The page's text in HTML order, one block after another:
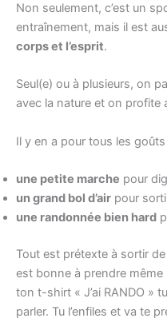
Non seulement, c’est un
entraînement, mais il est
corps et l’esprit.
Seul(e) ou à plusieurs, on
avec la nature et on profite
Il y en a pour tous les goûts
une petite marche pour
un grand bol d’air pour
une randonnée bien hard
Tout est prétexte à sortir
est bonne à prendre même
ton t-shirt « J’ai RANDO »
parler. Tu l’enfiles et va te